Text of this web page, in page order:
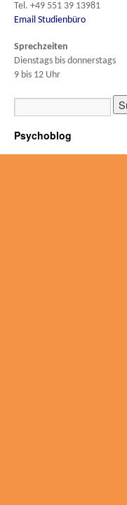
Tel. +49 551 39 13981
Email Studienbüro
Sprechzeiten
Dienstags bis donnerstags
9 bis 12 Uhr
Psychoblog